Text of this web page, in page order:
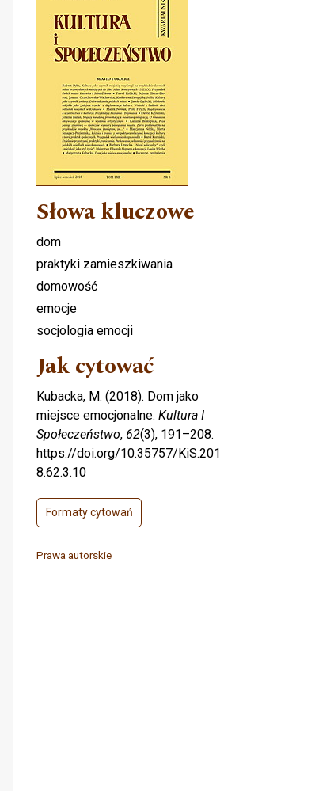
Słowa kluczowe
dom
praktyki zamieszkiwania
domowość
emocje
socjologia emocji
Jak cytować
Kubacka, M. (2018). Dom jako
miejsce emocjonalne. Kultura I
Społeczeństwo, 62(3), 191–208.
https://doi.org/10.35757/KiS.201
8.62.3.10
Formaty cytowań
Prawa autorskie